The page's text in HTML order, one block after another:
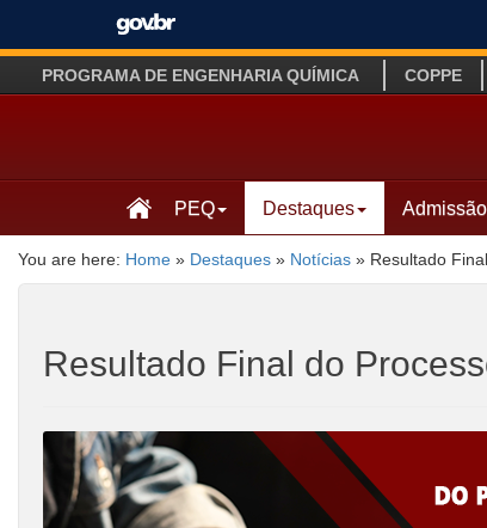
PROGRAMA DE ENGENHARIA QUÍMICA COPPE
PEQ Destaques Admissão
You are here: Home » Destaques » Notícias » Resultado
Resultado Final do